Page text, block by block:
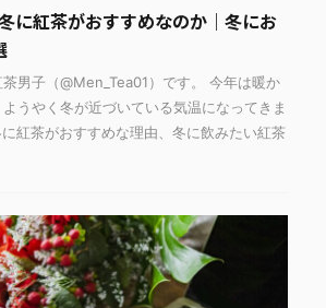
に紅茶がおすすめなのか｜冬にお
男子（@Men_Tea01）です。 今年は暖か
うやく冬が近づいている気温になってきま
紅茶がおすすめな理由、冬に飲みたい紅茶